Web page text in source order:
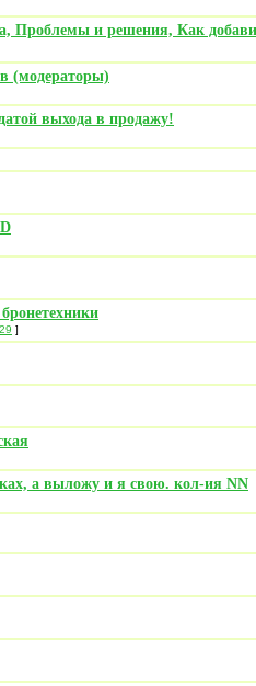
Проблемы и решения, Как
(модераторы)
выхода в продажу!
]
а выложу и я свою. кол-ия NN